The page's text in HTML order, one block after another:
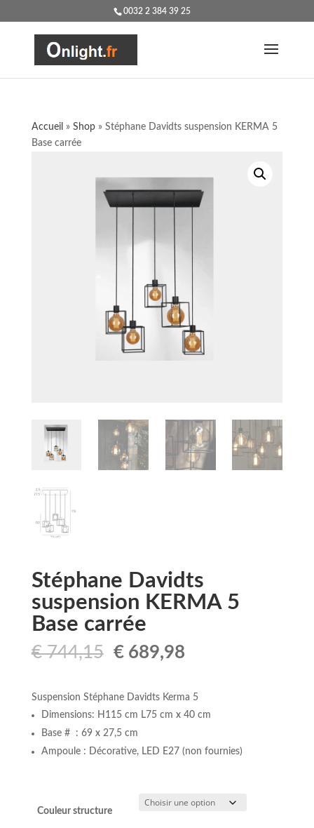
0032 2 384 39 25
Accueil » Shop» Stéphane Davidts suspension KERMA 5
Base carrée
Stéphane Davidts
suspension KERMA 5
Base carrée
€744,15 Le
était :
€ 744,15.
€689,98Le
est :
€ 689,98.
Suspension Stéphane Davidts Kerma 5
Dimensions: H115 cm L75 cm x 40 cm
Base # : 69 x 27,5 cm
Ampoule : Décorative, LED E27 (non fournies)
Couleur structure